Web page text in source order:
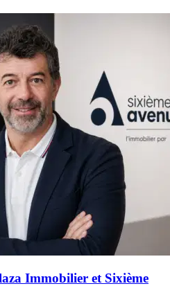
Immobilier et Sixième